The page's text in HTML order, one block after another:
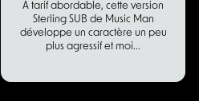
À tarif abordable, cette version
Sterling SUB de Music Man
développe un caractère un peu
plus agressif et moi...